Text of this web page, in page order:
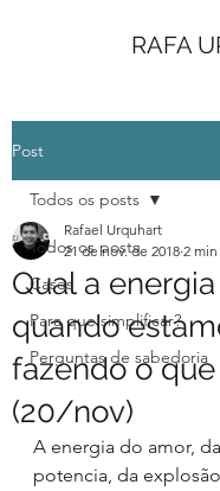
RAFA
Post
Todos os posts
Cases
Para que simplificar?
Perguntas de sabedoria
Todos os posts
Qual a
quando
fazendo o
(20/nov)
Rafael Urquhart
21 de nov. de 2018 2
A energia do amor,
potencia, da